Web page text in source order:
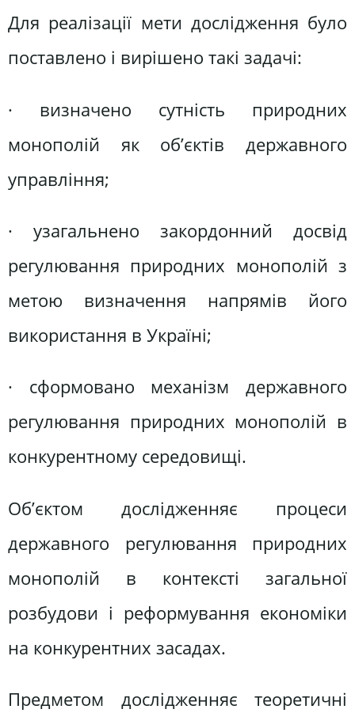
Для реалізації мети дослідження було
поставлено і вирішено такі задачі:
· визначено сутність природних
монополій як об’єктів державного
управління;
· узагальнено закордонний досвід
регулювання природних монополій з
метою визначення напрямів його
використання в Україні;
· сформовано механізм державного
регулювання природних монополій в
конкурентному середовищі.
Об’єктом дослідженняє процеси
державного регулювання природних
монополій в контексті загальної
розбудови і реформування економіки
на конкурентних засадах.
Предметом дослідженняє теоретичні